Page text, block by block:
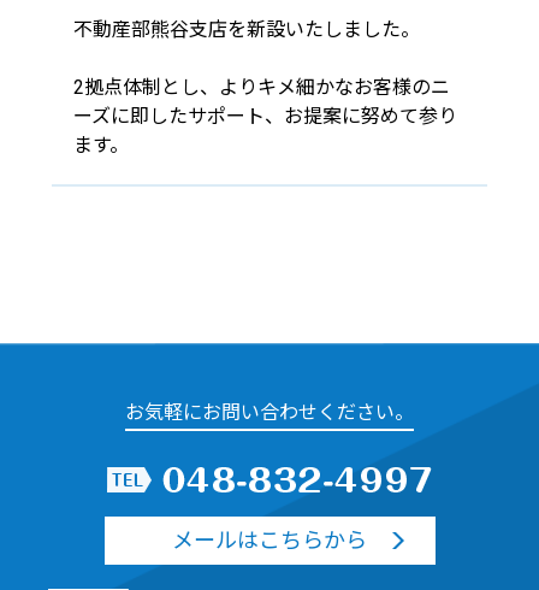
不動産部熊谷支店を新設いたしました。
2拠点体制とし、よりキメ細かなお客様のニ
ーズに即したサポート、お提案に努めて参り
ます。
お気軽にお問い合わせください。
メールはこちらから